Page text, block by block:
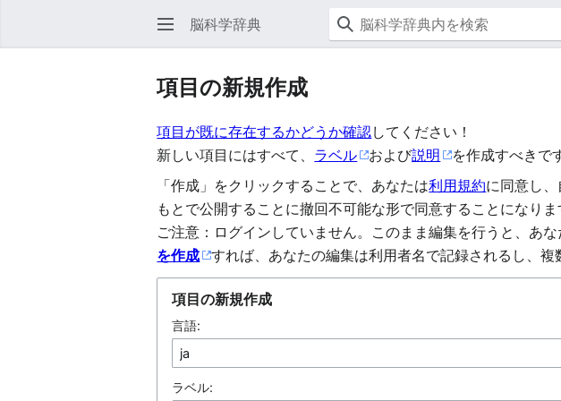
脳科学辞典
項目の新規作成
項目が既に存在するかどうか確認してください！
新しい項目にはすべて、 ラベル および説明
を作成すべきで
「作成」をクリックすることで、あなたは利用規約に同意し
もとで公開することに撤回不可能な形で同意することになりま
ご注意：ログインしていません。このまま編集を行うと、あな
を作成
すれば、あなたの編集は利用者名で記録されるし、複
項目の新規作成
言語:
ラベル: